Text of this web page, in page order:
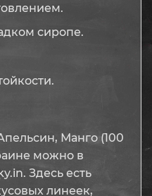
сиропе.
Манго (100
можно в
Здесь есть
линеек,